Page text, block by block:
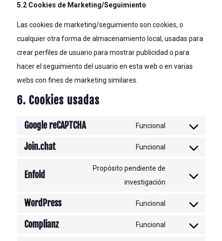
5.2 Cookies de Marketing/Seguimiento
Las cookies de marketing/seguimiento son cookies, o
cualquier otra forma de almacenamiento local, usadas para
crear perfiles de usuario para mostrar publicidad o para
hacer el seguimiento del usuario en esta web o en varias
webs con fines de marketing similares.
6. Cookies usadas
Google reCAPTCHA Funcional
Consent
google-
Join.chat Funcional
Consent
service
Enfold
Propósito pendiente de
investigación
Consent
service
enfold
WordPress Funcional
Consent
Complianz Funcional
Consent